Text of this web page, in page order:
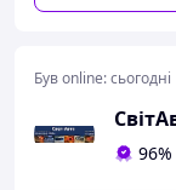
Був online:сьогодні
96%